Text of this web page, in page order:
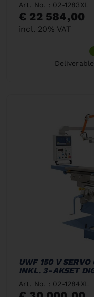
Art. No. : 02-1283XL
€ 22 584,00
incl. 20% VAT
UWF 150 V
INKL. 3-AKSET
Art. No. : 02-1284XL